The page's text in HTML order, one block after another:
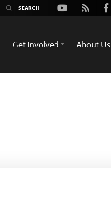
Youtube
Rss
Get Involved About Us